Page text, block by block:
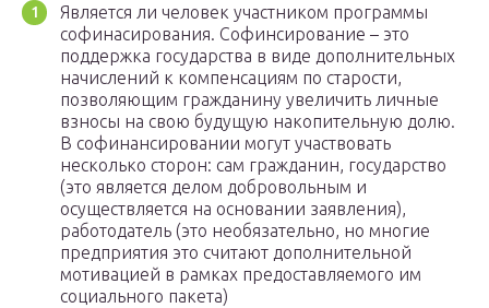
Является ли человек участником программы
софинасирования. Софинсирование – это
поддержка государства в виде дополнительных
начислений к компенсациям по старости,
позволяющим гражданину увеличить личные
взносы на свою будущую накопительную долю.
В софинансировании могут участвовать
несколько сторон: сам гражданин, государство
(это является делом добровольным и
осуществляется на основании заявления),
работодатель (это необязательно, но многие
предприятия это считают дополнительной
мотивацией в рамках предоставляемого им
социального пакета)